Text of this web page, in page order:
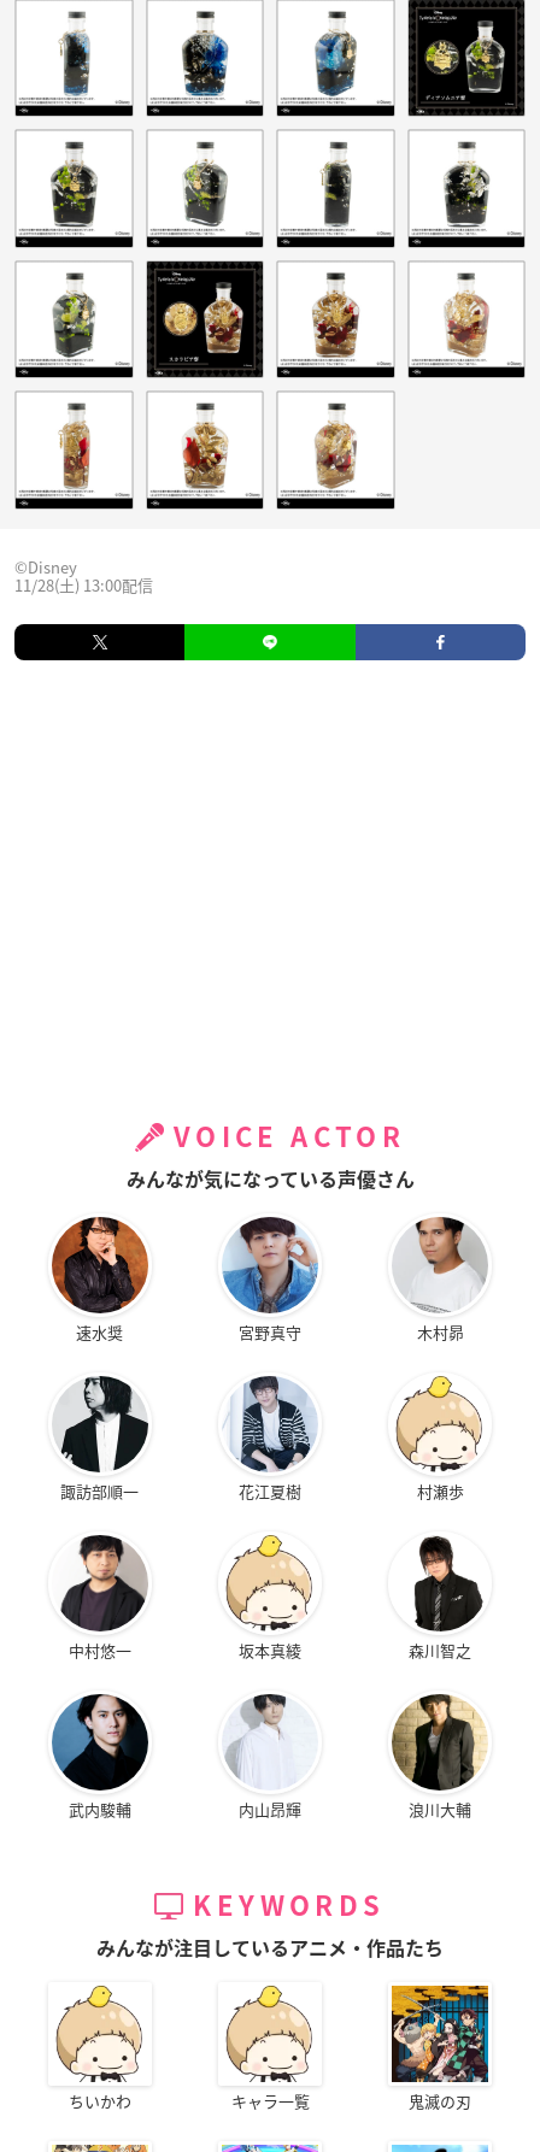
©︎Disney
11/28(土) 13:00配信
VOICE ACTOR
みんなが気になっている声優さん
速水奨 宮野真守 木村昴
諏訪部順一 花江夏樹 村瀬歩
中村悠一 坂本真綾 森川智之
武内駿輔 内山昂輝 浪川大輔
KEYWORDS
みんなが注目しているアニメ・作品たち
ちいかわ キャラ一覧 鬼滅の刃